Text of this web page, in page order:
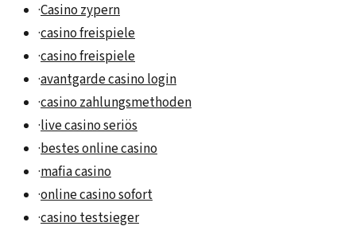
·Casino zypern
·casino freispiele
·casino freispiele
·avantgarde casino login
·casino zahlungsmethoden
·live casino seriös
·bestes online casino
·mafia casino
·online casino sofort
·casino testsieger